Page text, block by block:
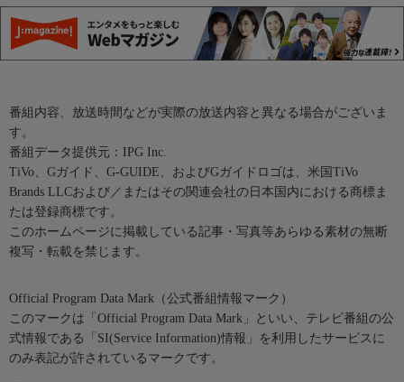
番組内容、放送時間などが実際の放送内容と異なる場合がございま
す。
番組データ提供元：IPG Inc.
TiVo、Gガイド、G-GUIDE、およびGガイドロゴは、米国TiVo
Brands LLCおよび／またはその関連会社の日本国内における商標ま
たは登録商標です。
このホームページに掲載している記事・写真等あらゆる素材の無断
複写・転載を禁じます。
Official Program Data Mark（公式番組情報マーク）
このマークは「Official Program Data Mark」といい、テレビ番組の公
式情報である「SI(Service Information)情報」を利用したサービスに
のみ表記が許されているマークです。